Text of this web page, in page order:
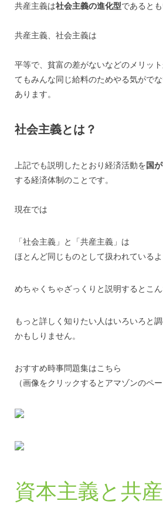
共産主義は社会主義の進化型であるとも
共産主義、社会主義は
平等で、貧富の差がないなどのメリッ
てもみんな同じ給料のためやる気がで
あります。
社会主義とは？
上記でも説明したとおり経済活動を国
する経済体制のことです。
現在では
「社会主義」と「共産主義」は
ほとんど同じものとして扱われているよ
めちゃくちゃざっくりと説明するとこん
もっと詳しく知りたい人はいろいろと
かもしりません。
おすすめ時事問題集はこちら
（画像をクリックするとアマゾンのペ
資本主義と共